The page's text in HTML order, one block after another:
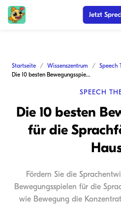
Jetzt
Startseite Wissenszentrum
Speech
Die 10 besten Bewegungsspiele für die Sprachförderung zu Hause
SPEECH
Die 10 besten
für die
Fördern Sie die
Bewegungsspielen für die
wie Bewegung die